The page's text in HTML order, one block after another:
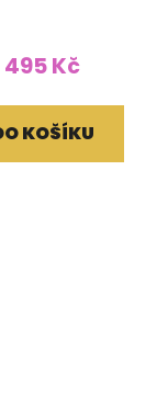
495 Kč
KOŠÍKU